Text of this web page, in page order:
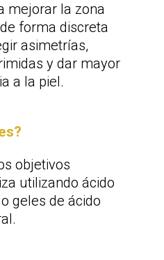
mejorar la zona
forma discreta
asimetrías,
y dar mayor
a la piel.
objetivos
utilizando ácido
geles de ácido